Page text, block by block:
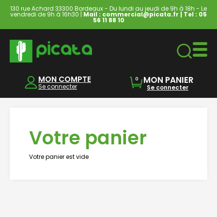
130 rue Achard 33300 Bordeaux - Du lundi au jeudi de 9h à 18h - Le
vendredi de 9h à 16h30 | Mail : commercial@picata.fr | Tel : 05
56 11 88 10
MON COMPTE
Se connecter
0 MON PANIER
Se connecter
Votre panier
Votre panier est vide